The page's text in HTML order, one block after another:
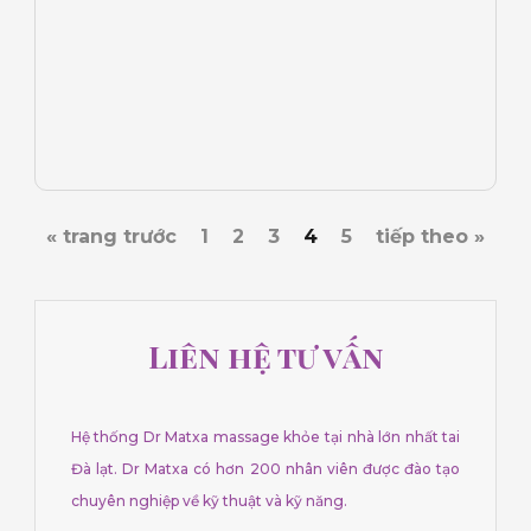
« trang trước 1 2 3 4 5 tiếp theo »
Liên hệ tư vấn
Hệ thống Dr Matxa massage khỏe tại nhà lớn nhất tai
Đà lạt. Dr Matxa có hơn 200 nhân viên được đào tạo
chuyên nghiệp về kỹ thuật và kỹ năng.